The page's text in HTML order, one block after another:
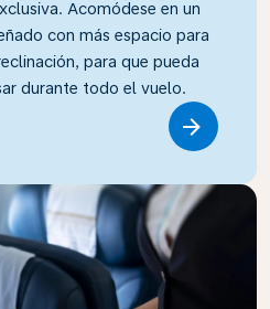
Acomódese en un
con más espacio para
para que pueda
durante todo el vuelo.